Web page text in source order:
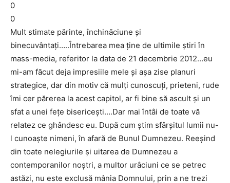
0
0
Mult stimate părinte, închinăciune şi
binecuvântaţi…..Întrebarea mea ţine de ultimile ştiri în
mass-media, referitor la data de 21 decembrie 2012…eu
mi-am făcut deja impresiile mele şi aşa zise planuri
strategice, dar din motiv că mulţi cunoscuţi, prieteni, rude
îmi cer părerea la acest capitol, ar fi bine să ascult şi un
sfat a unei feţe bisericeşti….Dar mai întâi de toate vă
relatez ce ghândesc eu. După cum ştim sfârşitul lumii nu-
l cunoaşte nimeni, în afară de Bunul Dumnezeu. Reeşind
din toate nelegiurile şi uitarea de Dumnezeu a
contemporanilor noştri, a multor urâciuni ce se petrec
astăzi, nu este exclusă mânia Domnului, prin a ne trezi